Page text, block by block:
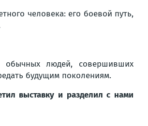
человека: его боевой путь,
обычных людей, совершивших
будущим поколениям.
выставку и разделил с нами